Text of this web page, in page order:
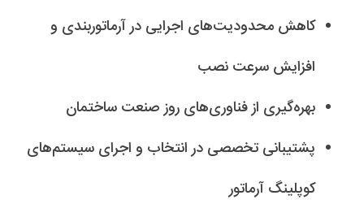
کاهش محدودیت‌های اجرایی در آرماتوربندی و
افزایش سرعت نصب
بهره‌گیری از فناوری‌های روز صنعت ساختمان
پشتیبانی تخصصی در انتخاب و اجرای سیستم‌های
کوپلینگ آرماتور